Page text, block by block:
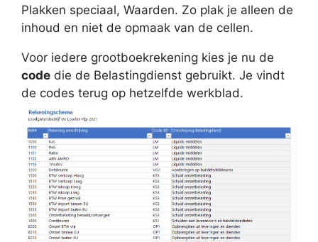
Plakken speciaal, Waarden. Zo plak je alleen de
inhoud en niet de opmaak van de cellen.
Voor iedere grootboekrekening kies je nu de
code die de Belastingdienst gebruikt. Je vindt
de codes terug op hetzelfde werkblad.